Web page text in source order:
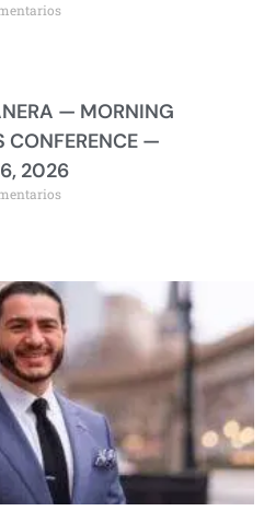
— MORNING
CONFERENCE —
6, 2026